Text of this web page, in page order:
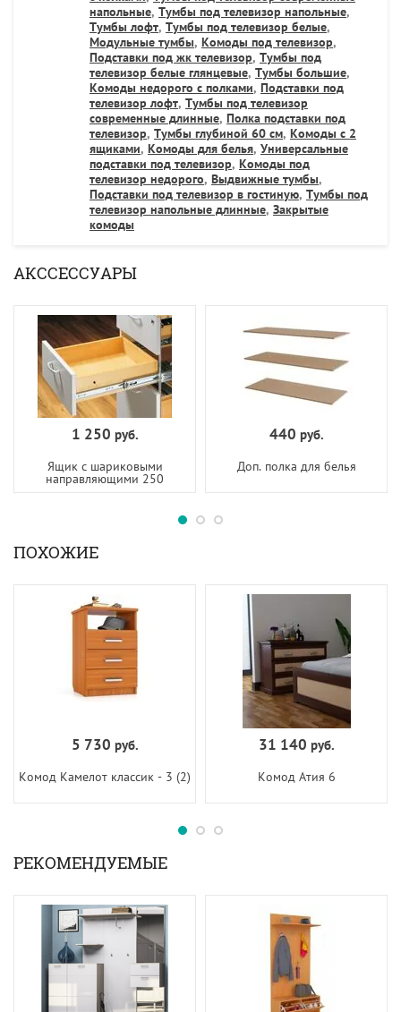
напольные, Тумбы под телевизор напольные,
Тумбы лофт, Тумбы под телевизор белые,
Модульные тумбы, Комоды под телевизор,
Подставки под жк телевизор, Тумбы под
телевизор белые глянцевые, Тумбы большие,
Комоды недорого с полками, Подставки под
телевизор лофт, Тумбы под телевизор
современные длинные, Полка подставки под
телевизор, Тумбы глубиной 60 см, Комоды с 2
ящиками, Комоды для белья, Универсальные
подставки под телевизор, Комоды под
телевизор недорого, Выдвижные тумбы,
Подставки под телевизор в гостиную, Тумбы под
телевизор напольные длинные, Закрытые
комоды
АКССЕССУАРЫ
1 250 руб.
Ящик с шариковыми
направляющими 250
440 руб.
Доп. полка для белья
ПОХОЖИЕ
5 730 руб.
Комод Камелот классик - 3 (2)
31 140 руб.
Комод Атия 6
РЕКОМЕНДУЕМЫЕ